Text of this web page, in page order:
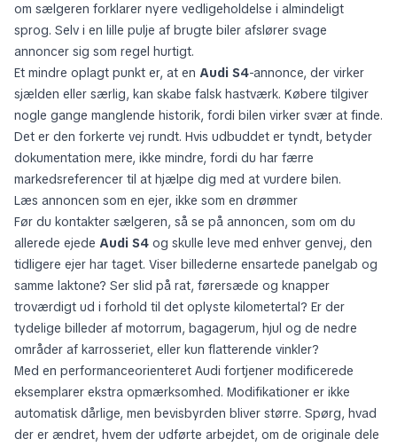
om sælgeren forklarer nyere vedligeholdelse i almindeligt
sprog. Selv i en lille pulje af brugte biler afslører svage
annoncer sig som regel hurtigt.
Et mindre oplagt punkt er, at en Audi S4-annonce, der virker
sjælden eller særlig, kan skabe falsk hastværk. Købere tilgiver
nogle gange manglende historik, fordi bilen virker svær at finde.
Det er den forkerte vej rundt. Hvis udbuddet er tyndt, betyder
dokumentation mere, ikke mindre, fordi du har færre
markedsreferencer til at hjælpe dig med at vurdere bilen.
Læs annoncen som en ejer, ikke som en drømmer
Før du kontakter sælgeren, så se på annoncen, som om du
allerede ejede Audi S4 og skulle leve med enhver genvej, den
tidligere ejer har taget. Viser billederne ensartede panelgab og
samme laktone? Ser slid på rat, førersæde og knapper
troværdigt ud i forhold til det oplyste kilometertal? Er der
tydelige billeder af motorrum, bagagerum, hjul og de nedre
områder af karrosseriet, eller kun flatterende vinkler?
Med en performanceorienteret Audi fortjener modificerede
eksemplarer ekstra opmærksomhed. Modifikationer er ikke
automatisk dårlige, men bevisbyrden bliver større. Spørg, hvad
der er ændret, hvem der udførte arbejdet, om de originale dele